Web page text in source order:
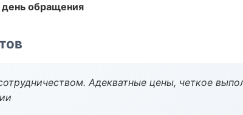
обращения
Адекватные цены, четкое